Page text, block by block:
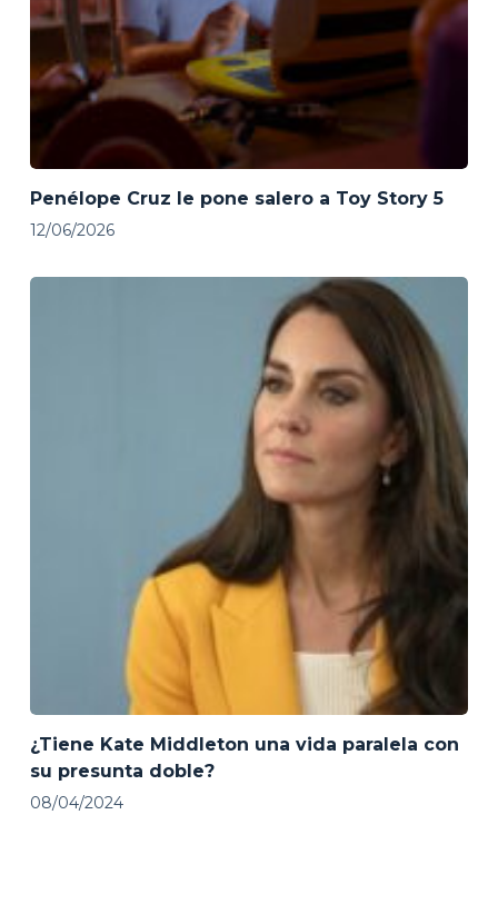
Penélope Cruz le pone salero a Toy Story 5
12/06/2026
¿Tiene Kate Middleton una vida paralela con
su presunta doble?
08/04/2024